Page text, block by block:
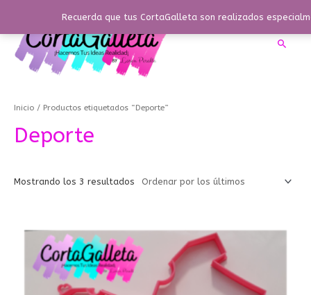
Recuerda que tus CortaGalleta son realizados
contenido
Inicio / Productos etiquetados “Deporte”
Deporte
Mostrando los 3 resultados
los
últimos